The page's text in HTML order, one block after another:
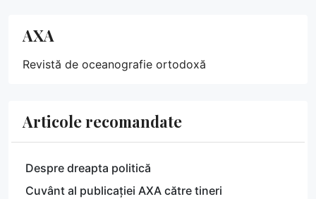
AXA
Revistă de oceanografie ortodoxă
Articole recomandate
Despre dreapta politică
Cuvânt al publicației AXA către tineri